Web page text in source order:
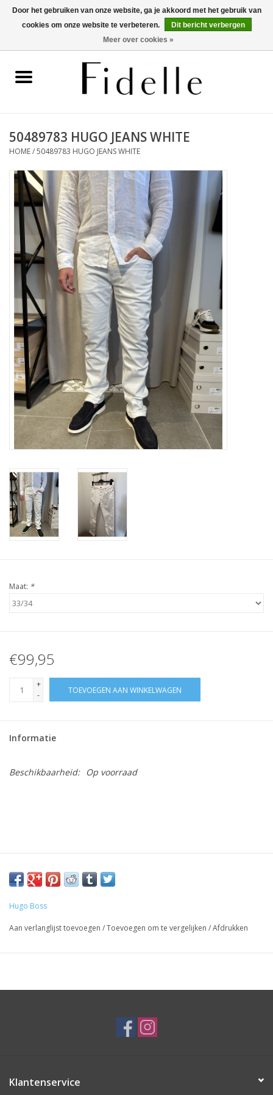
0 Artikelen - €0,00
OUTLET
Merken
50489783 HUGO JEANS WHITE
HOME/50489783 HUGO JEANS WHITE
Maat: *
€99,95
+
-
TOEVOEGEN AAN WINKELWAGEN
Informatie
Beschikbaarheid: Op voorraad
Hugo Boss
Aan verlanglijst toevoegen /Toevoegen om te vergelijken /Afdrukken
Klantenservice
Door het gebruiken van onze website, ga je akkoord met het gebruik van
cookies om onze website te verbeteren.
Dit bericht verbergen
Meer over cookies »